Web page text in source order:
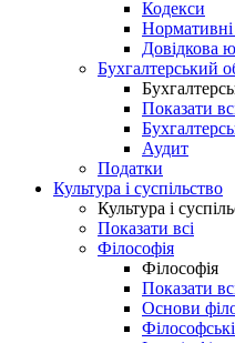
Кодекси
Нормативні
Довідкова
Бухгалтерський
Показати
Аудит
Податки
Культура і суспільство
Культура і
Показати всі
Філософія
Філософія
Показати
Основи